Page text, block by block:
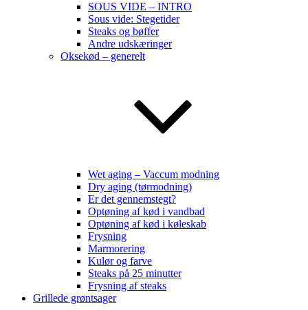
SOUS VIDE – INTRO
Sous vide: Stegetider
Steaks og bøffer
Andre udskæringer
Oksekød – generelt
Wet aging – Vaccum modning
Dry aging (tørmodning)
Er det gennemstegt?
Optøning af kød i vandbad
Optøning af kød i køleskab
Frysning
Marmorering
Kulør og farve
Steaks på 25 minutter
Frysning af steaks
Grillede grøntsager